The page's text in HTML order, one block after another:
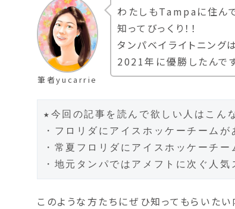
筆者yucarrie
わたしもTampaに住ん
知ってびっくり！！
タンパベイライトニングは
2021年に優勝したんです
★今回の記事を読んで欲しい人はこん
・フロリダにアイスホッケーチーム
・常夏フロリダにアイスホッケーチ
このような方たちにぜひ知ってもらいたい